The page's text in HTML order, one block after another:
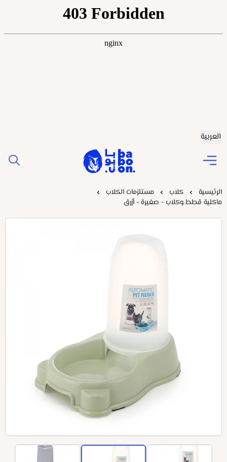
العربية
Baboonstore
الرئيسية كلاب
مستلزمات الكلاب
ماكلية قطط وكلاب - صغيرة - أزرق